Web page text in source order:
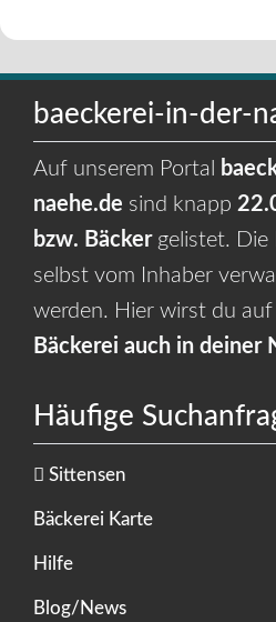
baeckerei-in-der-
Auf unserem Portal
naehe.de sind knapp
bzw. Bäckergelistet. Die
selbst vom Inhaber
werden. Hier wirst du auf
Bäckerei auch in deiner
Häufige
Sittensen
Bäckerei Karte
Hilfe
Blog/News